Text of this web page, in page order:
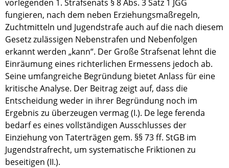
vorlegenden 1. Strafsenats § 8 Abs. 3 Satz 1 JGG
fungieren, nach dem neben Erziehungsmaßregeln,
Zuchtmitteln und Jugendstrafe auch auf die nach diesem
Gesetz zulässigen Nebenstrafen und Nebenfolgen
erkannt werden „kann“. Der Große Strafsenat lehnt die
Einräumung eines richterlichen Ermessens jedoch ab.
Seine umfangreiche Begründung bietet Anlass für eine
kritische Analyse. Der Beitrag zeigt auf, dass die
Entscheidung weder in ihrer Begründung noch im
Ergebnis zu überzeugen vermag (I.). De lege ferenda
bedarf es eines vollständigen Ausschlusses der
Einziehung von Taterträgen gem. §§ 73 ff. StGB im
Jugendstrafrecht, um systematische Friktionen zu
beseitigen (II.).